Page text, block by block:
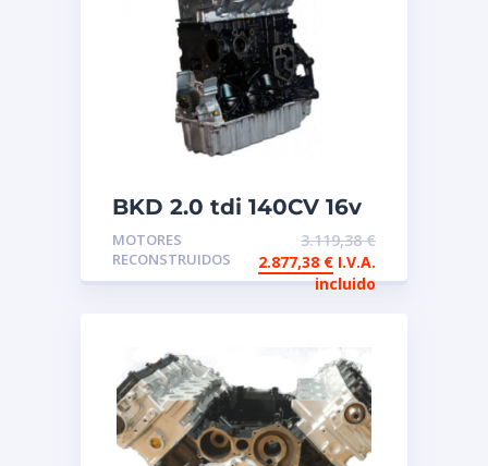
BKD 2.0 tdi 140CV 16v
Motor de intercambio
reconstruido
MOTORES
RECONSTRUIDOS
3.119,38€
2.877,38 € I.V.A.
incluido